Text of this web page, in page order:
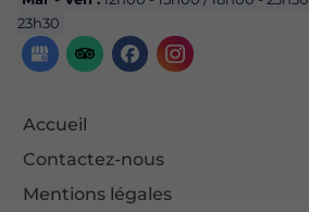
23h30
Accueil
Contactez-nous
Mentions légales